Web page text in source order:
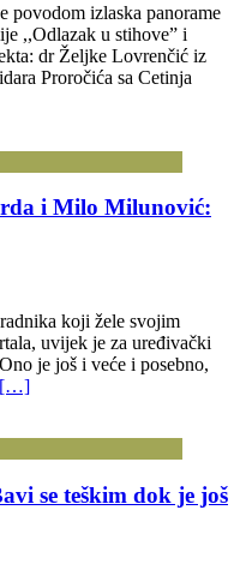
povodom izlaska panorame
,,Odlazak u stihove” i
dr Željke Lovrenčić iz
Proročića sa Cetinja
i Milo Milunović:
koji žele svojim
uvijek je za uređivački
je još i veće i posebno,
[…]
se teškim dok je još